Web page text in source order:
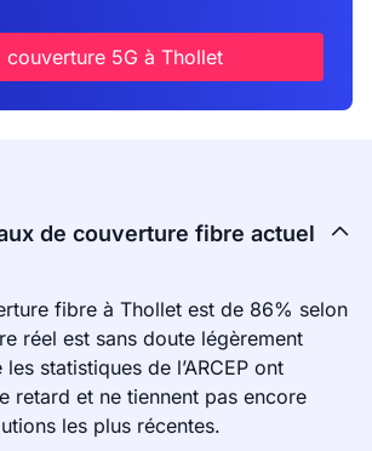
couverture 5G à Thollet
de couverture fibre actuel
fibre à Thollet est de 86% selon
réel est sans doute légèrement
statistiques de l’ARCEP ont
retard et ne tiennent pas encore
les plus récentes.